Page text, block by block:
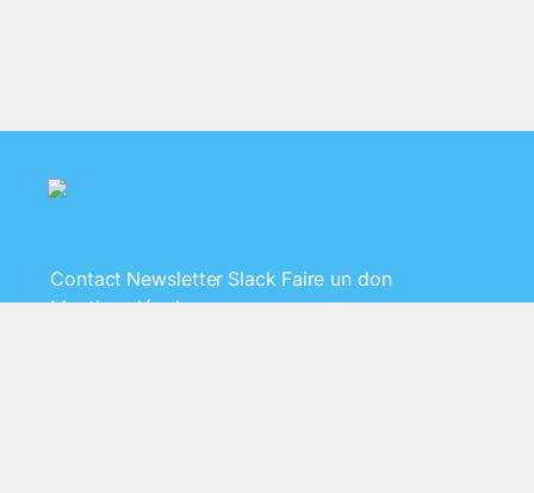
Contact Newsletter Slack Faire un don
Mentions légales